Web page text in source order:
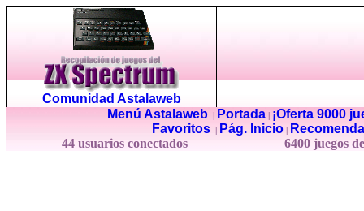
Comunidad Astalaweb
Menú Astalaweb| Portada|
¡Oferta 9000
Favoritos
Pág. Inicio
44 usuarios conectados
6400 juegos